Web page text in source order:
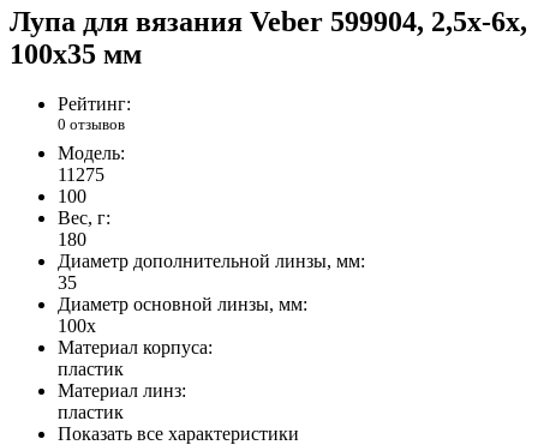
Лупа для вязания Veber 599904, 2,5x-6x,
100x35 мм
Рейтинг:
0 отзывов
Модель:
11275
100
Вес, г:
180
Диаметр дополнительной линзы, мм:
35
Диаметр основной линзы, мм:
100x
Материал корпуса:
пластик
Материал линз:
пластик
Показать все характеристики